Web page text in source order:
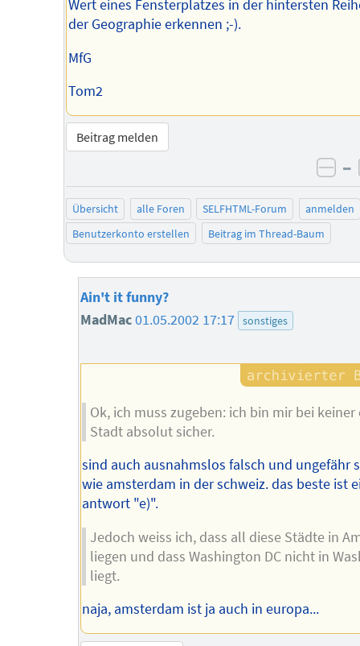
Wert eines Fensterplatzes in der hintersten
der Geographie erkennen ;-).
MfG
Tom2
Beitrag melden
–
Übersicht alle Foren SELFHTML-Forum
anmelden
Benutzerkonto erstellen
Beitrag im Thread-Baum
Ain't it funny?
MadMac01.05.2002 17:17 sonstiges
Ok, ich muss zugeben: ich bin mir bei keiner
Stadt absolut sicher.
sind auch ausnahmslos falsch und ungefähr
wie amsterdam in der schweiz. das beste ist
antwort "e)".
Jedoch weiss ich, dass all diese Städte in
liegen und dass Washington DC nicht in
liegt.
naja, amsterdam ist ja auch in europa...